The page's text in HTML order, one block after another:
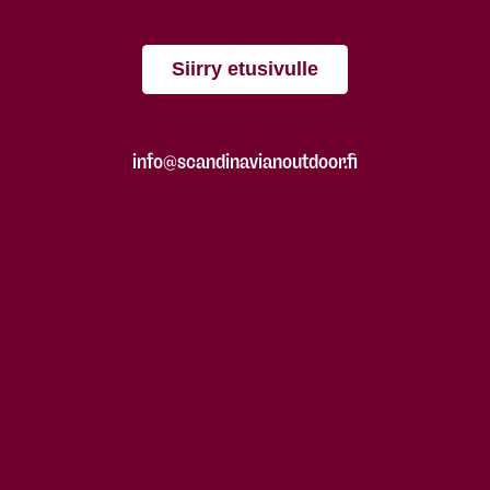
Siirry etusivulle
info@scandinavianoutdoor.fi